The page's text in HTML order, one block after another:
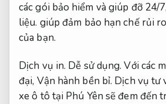
các gói bảo hiểm và giúp đỡ 24/7,
liệu. giúp đảm bảo hạn chế rủi
của bạn.
Dịch vụ in. Dễ sử dụng. Với các
đại, Vận hành bền bỉ. Dịch vụ tư
xe ô tô tại Phú Yên sẽ đem đến